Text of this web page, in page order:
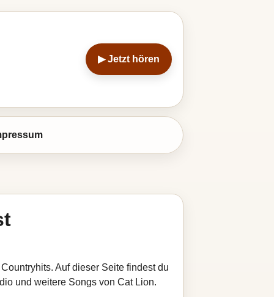
▶ Jetzt hören
Auf dieser Seite findest du
und weitere Songs von Cat Lion.